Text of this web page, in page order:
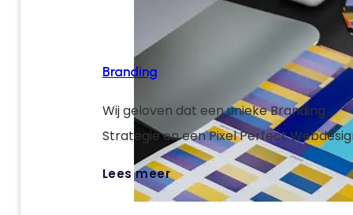
Branding
Wij geloven dat een unieke Branding
Strategie en een Pixel Perfect
sleutels zijn om jouw digitale targets te
Lees meer